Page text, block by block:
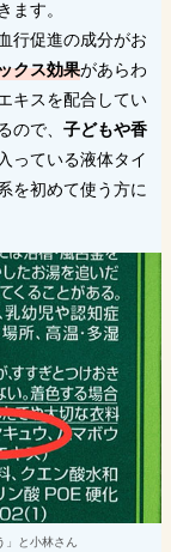
ます。
行促進の成分がお
クス効果があらわ
キスを配合してい
で、 子どもや香
っている液体タイ
を初めて使う方に
」と小林さん